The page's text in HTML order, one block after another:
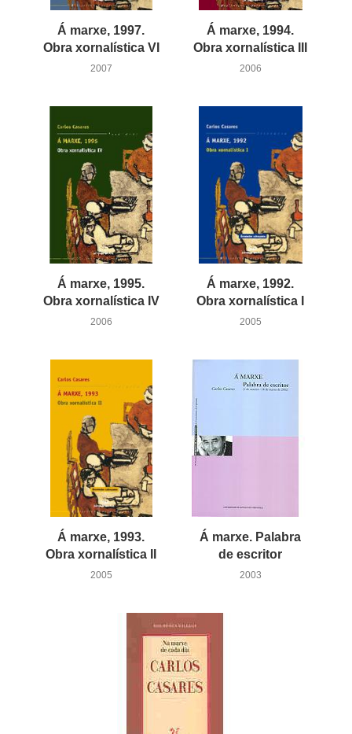
Á marxe, 1997.
Obra xornalística VI
2007
Á marxe, 1994.
Obra xornalística III
2006
Á marxe, 1995.
Obra xornalística IV
2006
Á marxe, 1992.
Obra xornalística I
2005
Á marxe, 1993.
Obra xornalística II
2005
Á marxe. Palabra
de escritor
2003